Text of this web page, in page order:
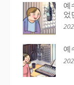
예
었
예